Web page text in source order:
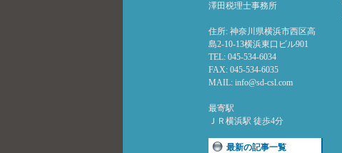
澤田税理士事務所
住所: 神奈川県横浜市西区高
島2-10-13横浜東口ビル901
TEL: 045-534-6034
FAX: 045-534-6035
MAIL: info@sd-csl.com
最寄駅
ＪＲ横浜駅 徒歩4分
最新の記事一覧